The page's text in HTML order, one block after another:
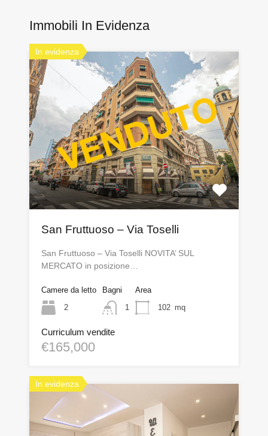
Immobili In Evidenza
In evidenza
San Fruttuoso – Via Toselli
San Fruttuoso – Via Toselli NOVITA’ SUL
MERCATO in posizione…
Camere da letto
2
Bagni
1
Area
102 mq
Curriculum vendite
€165,000
In evidenza